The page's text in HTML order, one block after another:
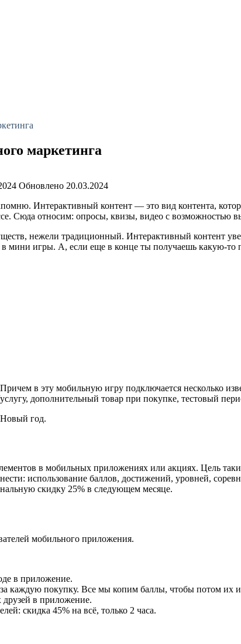
маркетинга
Обновлено 20.03.2024
Интерактивный контент — это вид контента,
Сюда относим: опросы, квизы, видео с возможностью
нежели традиционный. Интерактивный контент
мини игры. А, если еще в конце ты получаешь какую-то
в эту мобильную игру подключается несколько
дополнительный товар при покупке, тестовый
Новый год.
в мобильных приложениях или акциях. Цель
использование баллов, достижений, уровней,
скидку 25% в следующем месяце.
мобильного приложения.
в приложение.
каждую покупку. Все мы копим баллы, чтобы потом их
в приложение.
скидка 45% на всё, только 2 часа.